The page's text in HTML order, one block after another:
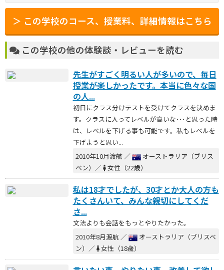
＞ この学校のコース、授業料、詳細情報はこちら
この学校の他の体験談・レビューを読む
先生がすごく明るい人が多いので、毎日
授業が楽しかったです。本当に色々な国
の人...
初日にクラス分けテストを受けてクラスを決めま
す。クラスに入ってレベルが高いな･･･と思った時
は、レベルを下げる事も可能です。私もレベルを
下げようと思い...
2010年10月渡航 ／
オーストラリア（ブリス
ベン）／ 女性（22歳）
私は18才でしたが、30才とか大人の方も
たくさんいて、みんな親切にしてくだ
さ...
文法よりも会話をもっとやりたかった。
2010年8月渡航 ／
オーストラリア（ブリスベ
ン）／ 女性（18歳）